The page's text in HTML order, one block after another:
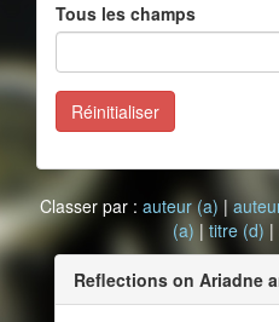
Tous les champs
Réinitialiser
Classer par : auteur (a) |
(a) | titre (d) |
Reflections on Ariadne